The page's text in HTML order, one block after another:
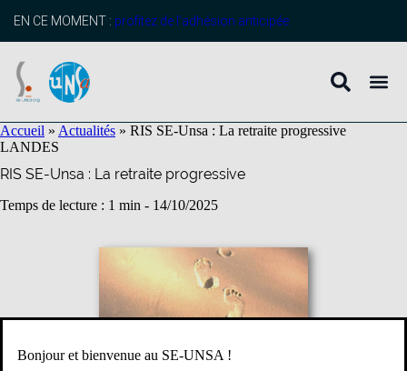
principal
EN CE MOMENT : profitez de l’adhésion anticipée
Accueil » Actualités » RIS SE-Unsa : La retraite progressive
LANDES
RIS SE-Unsa : La retraite progressive
Temps de lecture : 1 min - 14/10/2025
Bonjour et bienvenue au SE-UNSA !